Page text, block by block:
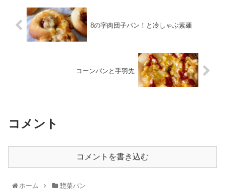
8の字肉団子パン！と冷しゃぶ素麺
コーンパンと手羽先
コメント
コメントを書き込む
ホーム 惣菜パン